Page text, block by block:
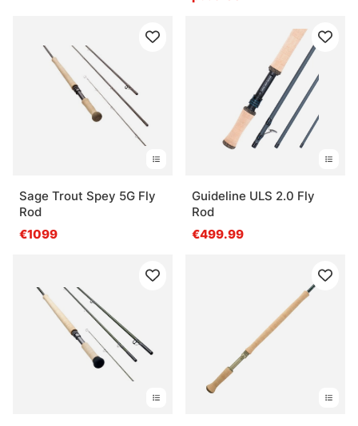
Sage Trout Spey 5G Fly
Rod
€1099
Guideline ULS 2.0 Fly
Rod
€499.99